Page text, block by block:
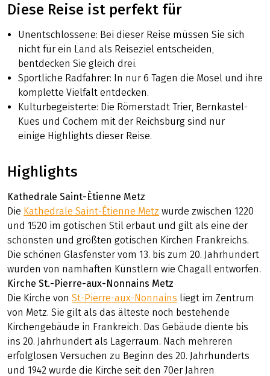
Diese Reise ist perfekt für
Unentschlossene: Bei dieser Reise müssen Sie sich
nicht für ein Land als Reiseziel entscheiden,
bentdecken Sie gleich drei.
Sportliche Radfahrer: In nur 6 Tagen die Mosel und ihre
komplette Vielfalt entdecken.
Kulturbegeisterte: Die Römerstadt Trier, Bernkastel-
Kues und Cochem mit der Reichsburg sind nur
einige Highlights dieser Reise.
Highlights
Kathedrale Saint-Ètienne Metz
Die Kathedrale Saint-Étienne Metz wurde zwischen 1220
und 1520 im gotischen Stil erbaut und gilt als eine der
schönsten und größten gotischen Kirchen Frankreichs.
Die schönen Glasfenster vom 13. bis zum 20. Jahrhundert
wurden von namhaften Künstlern wie Chagall entworfen.
Kirche St.-Pierre-aux-Nonnains Metz
Die Kirche vonSt-Pierre-aux-Nonnains liegt im Zentrum
von Metz. Sie gilt als das älteste noch bestehende
Kirchengebäude in Frankreich. Das Gebäude diente bis
ins 20. Jahrhundert als Lagerraum. Nach mehreren
erfolglosen Versuchen zu Beginn des 20. Jahrhunderts
und 1942 wurde die Kirche seit den 70er Jahren